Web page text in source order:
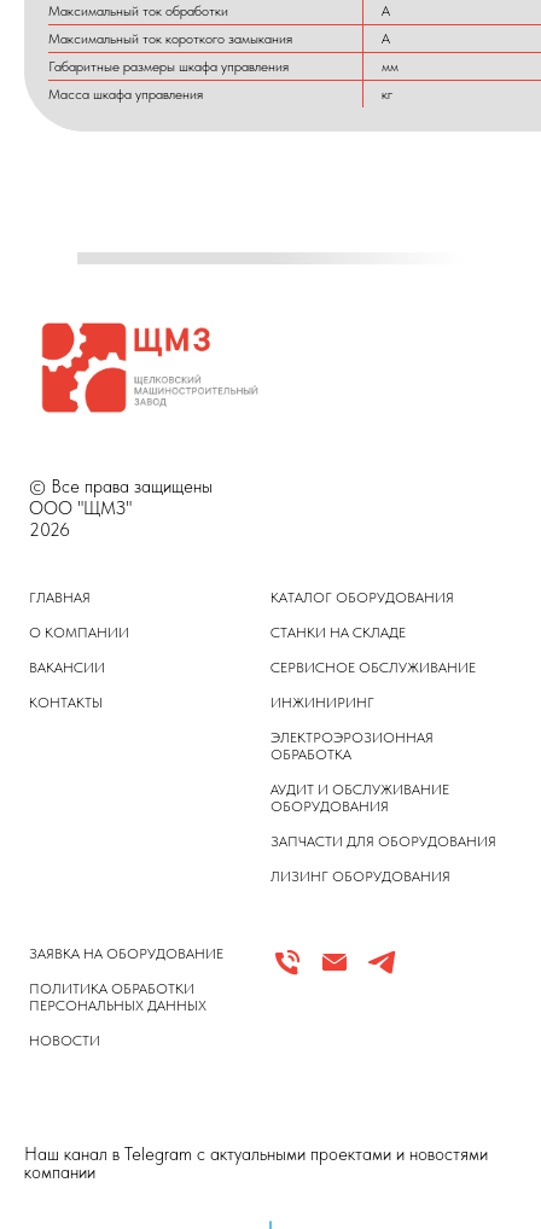
Максимальный ток обработки
А
Максимальный ток короткого замыкания
А
Габаритные размеры шкафа управления
мм
Масса шкафа управления
кг
© Все права защищены
ООО "ЩМЗ"
2026
ГЛАВНАЯ
О КОМПАНИИ
ВАКАНСИИ
КОНТАКТЫ
КАТАЛОГ ОБОРУДОВАНИЯ
СТАНКИ НА СКЛАДЕ
СЕРВИСНОЕ ОБСЛУЖИВАНИЕ
ИНЖИНИРИНГ
ЭЛЕКТРОЭРОЗИОННАЯ
ОБРАБОТКА
АУДИТ И ОБСЛУЖИВАНИЕ
ОБОРУДОВАНИЯ
ЗАПЧАСТИ ДЛЯ ОБОРУДОВАНИЯ
ЛИЗИНГ ОБОРУДОВАНИЯ
ЗАЯВКА НА ОБОРУДОВАНИЕ
ПОЛИТИКА ОБРАБОТКИ
ПЕРСОНАЛЬНЫХ ДАННЫХ
НОВОСТИ
Наш канал в Telegram с актуальными проектами и новостями
компании